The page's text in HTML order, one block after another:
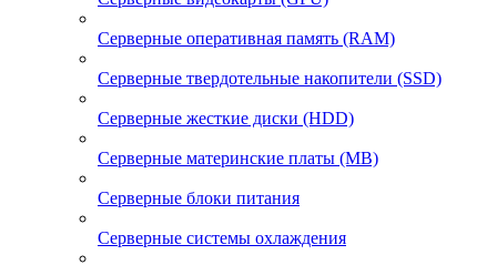
Серверные оперативная память (RAM)
Серверные твердотельные накопители (SSD)
Серверные жесткие диски (HDD)
Серверные материнские платы (MB)
Серверные блоки питания
Серверные системы охлаждения